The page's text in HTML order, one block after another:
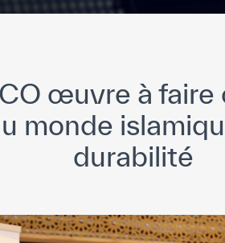
Politique de confidentialité
œuvre à
monde
durabilité